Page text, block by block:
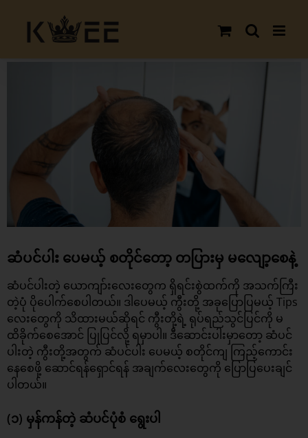
content
ဆံပင်ပါး ပေမယ့် စတိုင်တော့ တပြားမှ မလျော့စေနဲ့
ဆံပင်ပါးတဲ့ ယောကျာ်းလေးတွေက ရှိရင်းစွဲထက်ကို အသက်ကြီး
တဲ့ပုံ ပိုပေါက်စေပါတယ်။ ဒါပေမယ့် ကွီးတို့ အခုပြောပြမယ့် Tips
လေးတွေကို သိထားမယ်ဆိုရင် ကွီးတို့ရဲ့ ရုပ်ရည်သွင်ပြင်ကို မ
ထိခိုက်စေအောင် ပြုပြင်လို့ ရမှာပါ။ ဒီဆောင်းပါးမှာတော့ ဆံပင်
ပါးတဲ့ ကွီးတို့အတွက် ဆံပင်ပါး ပေမယ့် စတိုင်ကျ ကြည့်ကောင်း
နေစေဖို့ ဆောင်ရန်ရှောင်ရန် အချက်လေးတွေကို ပြောပြပေးချင်
ပါတယ်။
(၁) မှန်ကန်တဲ့ ဆံပင်ပုံစံ ရွေးပါ